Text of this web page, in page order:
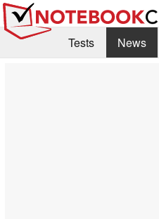
Tests News